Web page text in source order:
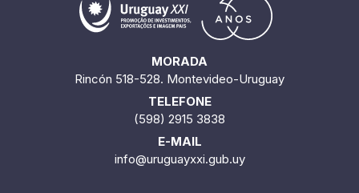
MORADA
Rincón 518-528. Montevideo-Uruguay
TELEFONE
(598) 2915 3838
E-MAIL
info@uruguayxxi.gub.uy